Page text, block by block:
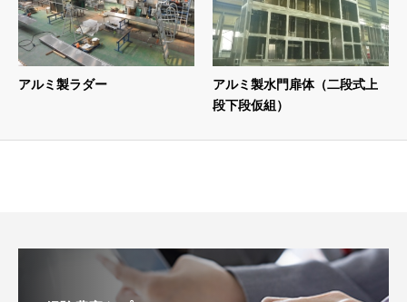
アルミ製ラダー
アルミ製水門扉体（二段式上
段下段仮組）